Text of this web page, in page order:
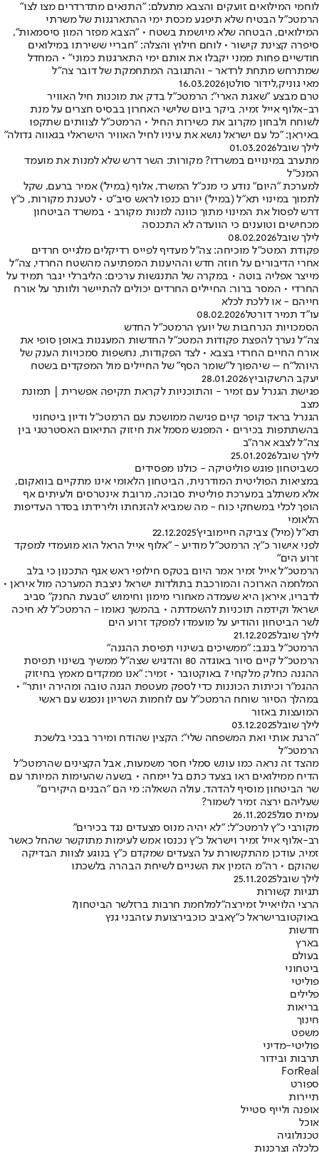
לוחמי המילואים זועקים והצבא מתעלם: "התנאים מתדרדרים מצו לצו"
הרמטכ"ל הבטיח שלא תיפגע מכסת ימי ההתארגנות של משרתי
המילואים, הבטחה שלא מיושמת בשטח • "הצבא מפזר המון סיסמאות",
סיפרה קצינת קישור • לוחם חילוץ והצלה: "חבריי ששירתו במילואים
חודשיים פחות ממני יקבלו את אותם ימי התארגנות כמוני" • המחדל
שמתרחש מתחת לרדאר - והתגובה המתחמקת של דובר צה"ל
מאי גוניק,לידור סולטן16.03.2026
טרם מבצע "שאגת הארי": הרמטכ"ל בדק את מוכנות חיל האוויר
רב-אלוף אייל זמיר, ביקר ביום שלישי האחרון בבסיס חצרים על מנת
לשוחח ולבחון מקרוב את כשירות החיל • הרמטכ״ל לצוותים שתקפו
באיראן: "כל עם ישראל נושא את עיניו לחיל האוויר הישראלי בגאווה גדולה״
לילך שובל01.03.2026
מתערב במינויים במשרדו? מקורות: השר דרש שלא למנות את מועמד
המנכ"ל
למערכת "היום" נודע כי מנכ"ל המשרד, אלוף (במיל') אמיר ברעם, שקל
לתמוך במינוי תא"ל (במיל') יורם כנפו לראש סיב"ט • לטענת מקורות, כ"ץ
דרש לפסול את המינוי מתוך כוונה למנות מקורב • במשרד הביטחון
מכחישים וטוענים כי הוועדה לא התכנסה
לילך שובל08.02.2026
פקודת המטכ"ל מוכיחה: צה"ל מעדיף לפייס רדיקלים מלגייס חרדים
אחרי הדיבורים על חוזה חדש וההיענות המפתיעה מהשטח החרדי, צה"ל
מייצר אפליה בוטה • במקרה של התנגשות ערכים: הליברלי יגבר תמיד על
החרדי • המסר ברור: החיילים החרדים יכולים להתיישר ולוותר על אורח
חייהם - או ללכת לכלא
עו"ד תמיר דורטל08.02.2026
הסמכויות הנרחבות של יועץ הרמטכ"ל החדש
צה"ל נערך להפצת פקודות המטכ"ל החדשות המעגנות באופן סופי את
אורח החיים החרדי בצבא • לצד הפקודות, נחשפות סמכויות הענק של
היוהל"ח – שיהפוך ל"שומר הסף" של החיילים מול המפקדים בשטח
יעקב הרשקוביץ28.01.2026
פגישת הגנרל עם זמיר - והתוכניות לקראת תקיפה אפשרית | תמונת
מצב
הגנרל בראד קופר קיים פגישה ממושכת עם הרמטכ"ל ודיון ביטחוני
בהשתתפות בכירים • המפגש מסמל את חיזוק התיאום האסטרטגי בין
צה"ל לצבא ארה"ב
לילך שובל25.01.2026
כשביטחון פוגש פוליטיקה - כולנו מפסידים
במציאות הפוליטית המודרנית, הביטחון הלאומי אינו מתקיים בוואקום,
אלא משתלב במערכת פוליטית סבוכה, מרובת אינטרסים ולעיתים אף
הופך לכלי במשחקי כוח - מה שמביא להזנחתו ולירידתו בסדר העדיפות
הלאומי
תא"ל (מיל') צביקה חיימוביץ'22.12.2025
לפני אישור כ"ץ: הרמטכ"ל מודיע - "אלוף אייל הראל הוא מועמדי למפקד
זרוע הים"
הרמטכ"ל אייל זמיר אמר היום בטקס חילופי ראש אגף התכנון כי בלב
המלחמה הארוכה והמורכבת בתולדות ישראל ניצבת המערכה מול איראן •
לדבריו, איראן היא שעמדה מאחורי מימון וחימוש "טבעת החנק" סביב
ישראל וקידמה תוכניות להשמדתה • בהמשך נאומו - הרמטכ"ל לא חיכה
לשר הביטחון והודיע על מועמדו למפקד זרוע הים
לילך שובל21.12.2025
הרמטכ"ל בנגב: "ממשיכים בשינוי תפיסת ההגנה"
הרמטכ"ל קיים סיור באוגדה 80 והדגיש שצה"ל ממשיך בשינוי תפיסת
ההגנה כחלק מלקחי 7 באוקטובר • זמיר: "אנו ממקדים מאמץ בחיזוק
ההגמ"ר וכיתות הכוננות כדי לספק מעטפת הגנה טובה ומהירה יותר" •
במהלך הסיור שוחח הרמטכ"ל עם לוחמות השריון ונפגש עם ראשי
המועצות באזור
לילך שובל03.12.2025
"הרגת אותי ואת המשפחה שלי": הקצין שהודח ומירר בבכי בלשכת
הרמטכ"ל
מהצד זה נראה כמו עונש סמלי חסר משמעות, אבל הקצינים שהרמטכ"ל
הדיח ממילואים ראו בצעד כתם בל יימחה • בשעה שהעימות המיותר עם
שר הביטחון מוסיף להדהד, עולה השאלה: מי הם "הבנים היקירים"
שעליהם ירצה זמיר לשמור?
עמית סגל26.11.2025
מקורבי כ"ץ לרמטכ"ל: "לא יהיה מנוס מצעדים נגד בכירים"
רב-אלוף אייל זמיר וישראל כ"ץ נכנסו אמש לעימות מתוקשר שהחל כאשר
זמיר, עודכן מהתקשורת על הצעדים שמקדם כ"ץ בנוגע לצוות הבדיקה
שהוקם • רה"מ הזמין את השניים לשיחת הבהרה בלשכתו
לילך שובל25.11.2025
תגיות קשורות
הרצי הלויאייל זמירצה"למלחמת חרבות ברזלשר הביטחון7
באוקטוברישראל כ"ץאביב כוכבירצועת עזהבני גנץ
חדשות
בארץ
בעולם
ביטחוני
פוליטי
פלילים
בריאות
חינוך
משפט
פוליטי-מדיני
תרבות ובידור
ForReal
ספורט
תיירות
אופנה ולייף סטייל
אוכל
טכנולוגיה
כלכלה וצרכנות